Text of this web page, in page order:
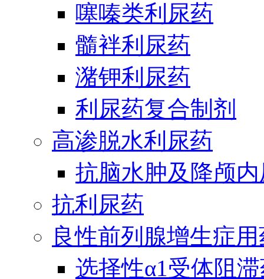
噻嗪类利尿药
髓袢利尿药
潴钾利尿药
利尿药复合制剂
高渗脱水利尿药
抗脑水肿及降颅
抗利尿药
良性前列腺增生症
选择性α1受体阻